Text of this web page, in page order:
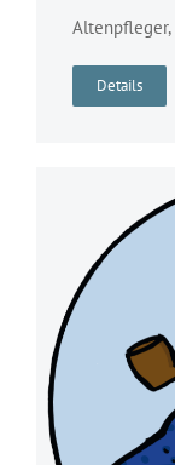
Details